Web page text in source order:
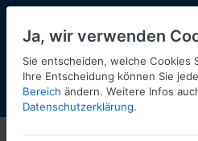
Menü Anmelden
Ja, wir verwenden
Sie entscheiden, welche Cookies
Ihre Entscheidung können Sie
Bereich ändern. Weitere Infos
Datenschutzerklärung.